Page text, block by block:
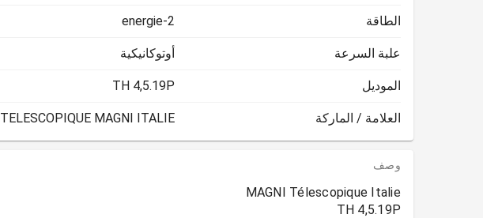
الطاقة energie-2
علبة السرعة أوتوكانيكية
الموديل TH 4,5.19P
العلامة / الماركة TELESCOPIQUE MAGNI ITALIE
وصف